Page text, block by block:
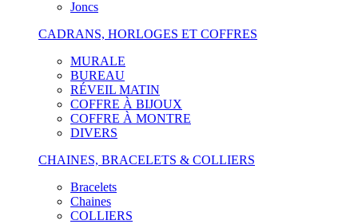
Joncs
CADRANS, HORLOGES ET COFFRES
MURALE
BUREAU
RÉVEIL MATIN
COFFRE À BIJOUX
COFFRE À MONTRE
DIVERS
CHAINES, BRACELETS & COLLIERS
Bracelets
Chaines
COLLIERS